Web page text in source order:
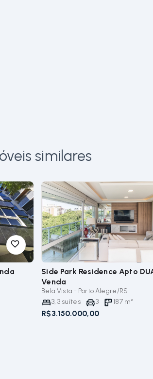
similares
Side Park Residence Apto
Venda
Bela Vista - Porto Alegre/RS
3,3 suítes 3 187 m²
R$3.150.000,00